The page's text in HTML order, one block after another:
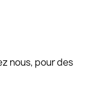
nous, pour des